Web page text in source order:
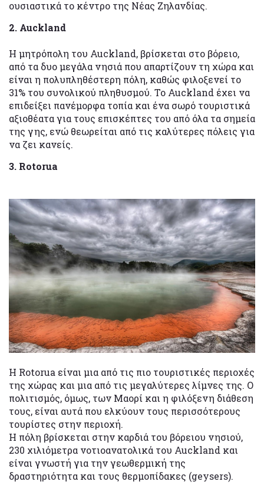
ουσιαστικά το κέντρο της Νέας Ζηλανδίας.
2. Auckland
Η μητρόπολη του Auckland, βρίσκεται στο βόρειο,
από τα δυο μεγάλα νησιά που απαρτίζουν τη χώρα και
είναι η πολυπληθέστερη πόλη, καθώς φιλοξενεί το
31% του συνολικού πληθυσμού. Το Auckland έχει να
επιδείξει πανέμορφα τοπία και ένα σωρό τουριστικά
αξιοθέατα για τους επισκέπτες του από όλα τα σημεία
της γης, ενώ θεωρείται από τις καλύτερες πόλεις για
να ζει κανείς.
3. Rotorua
Η Rotorua είναι μια από τις πιο τουριστικές περιοχές
της χώρας και μια από τις μεγαλύτερες λίμνες της. Ο
πολιτισμός, όμως, των Μαορί και η φιλόξενη διάθεση
τους, είναι αυτά που ελκύουν τους περισσότερους
τουρίστες στην περιοχή.
Η πόλη βρίσκεται στην καρδιά του βόρειου νησιού,
230 χιλιόμετρα νοτιοανατολικά του Auckland και
είναι γνωστή για την γεωθερμική της
δραστηριότητα και τους θερμοπίδακες (geysers).